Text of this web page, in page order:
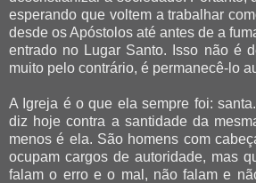
esperando que voltem a trabalhar
desde os Apóstolos até antes de a
entrado no Lugar Santo. Isso não é
muito pelo contrário, é permanecê-lo
A Igreja é o que ela sempre foi:
diz hoje contra a santidade da
menos é ela. São homens com
ocupam cargos de autoridade, mas
falam o erro e o mal, não falam e